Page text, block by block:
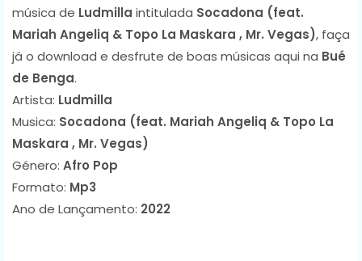
música de Ludmilla intitulada Socadona (feat.
Mariah Angeliq & Topo La Maskara , Mr. Vegas), faça
já o download e desfrute de boas músicas aqui na Bué
de Benga.
Artista: Ludmilla
Musica: Socadona (feat. Mariah Angeliq & Topo La
Maskara , Mr. Vegas)
Género: Afro Pop
Formato: Mp3
Ano de Lançamento: 2022